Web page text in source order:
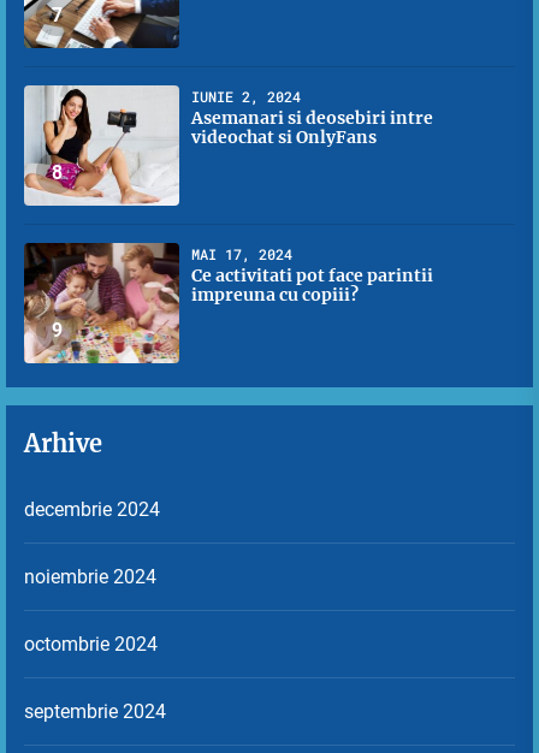
7
8
IUNIE 2, 2024
Asemanari si deosebiri intre
videochat si OnlyFans
9
MAI 17, 2024
Ce activitati pot face parintii
impreuna cu copiii?
Arhive
decembrie 2024
noiembrie 2024
octombrie 2024
septembrie 2024